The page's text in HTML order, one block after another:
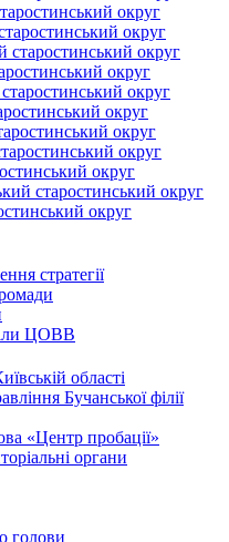
округ
округ
старостинський округ
округ
округ
округ
округ
округ
округ
старостинський округ
округ
стратегії
ЦОВВ
області
Бучанської філії
«Центр пробації»
органи
голови